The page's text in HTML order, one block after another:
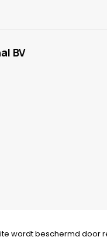
BV
wordt beschermd door